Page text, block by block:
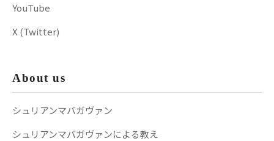
YouTube
X (Twitter)
About us
シュリアンマバガヴァン
シュリアンマバガヴァンによる教え